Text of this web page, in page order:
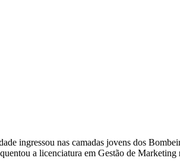
ingressou nas camadas jovens dos
a licenciatura em Gestão de